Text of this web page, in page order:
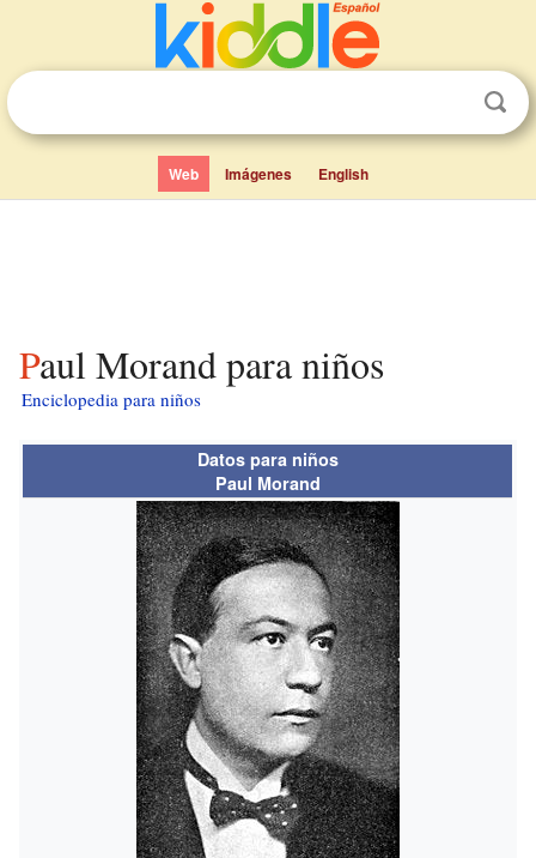
Web Imágenes English
Paul Morand para niños
Enciclopedia para niños
Datos para niños
Paul Morand